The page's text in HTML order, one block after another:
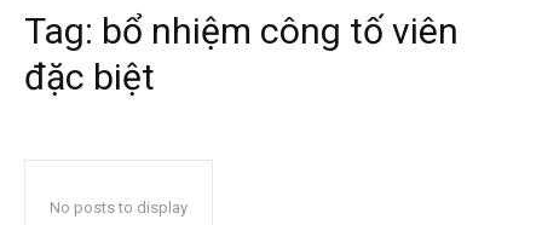
Tag: bổ nhiệm công tố viên
đặc biệt
No posts to display